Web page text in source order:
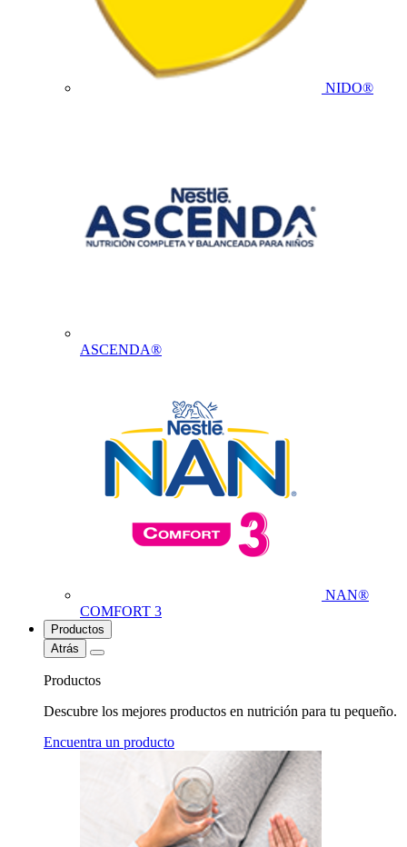
NIDO®
ASCENDA®
NAN®
COMFORT 3
Productos
Atrás
Productos
Descubre los mejores productos en nutrición para tu pequeño.
Encuentra un producto